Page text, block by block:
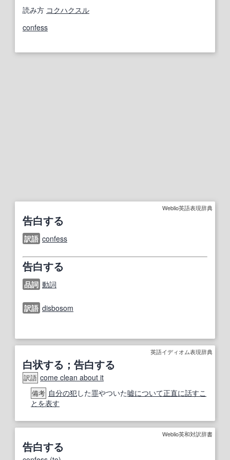
読み方 コクハクスル
confess
Weblio英語表現辞典
告白する
訳語 confess
告白する
品詞 動詞
訳語 disbosom
英語イディオム表現辞典
白状する；告白する
訳語 come clean about it
備考 自分の犯した罪やついた嘘について正直に話すこ
と を表す
Weblio英和対訳辞書
告白する